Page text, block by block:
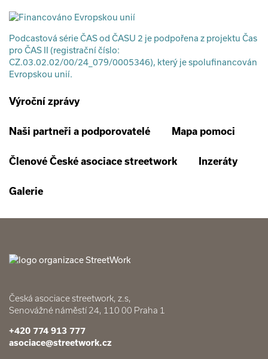
Podcastová série ČAS od ČASU 2 je podpořena z projektu Čas
pro ČAS II (registrační číslo:
CZ.03.02.02/00/24_079/0005346), který je spolufinancován
Evropskou unií.
Výroční zprávy
Naši partneři a podporovatelé Mapa pomoci
Členové České asociace streetwork Inzeráty
Galerie
Česká asociace streetwork, z.s,
Senovážné náměstí 24, 110 00 Praha 1
+420 774 913 777
asociace@streetwork.cz